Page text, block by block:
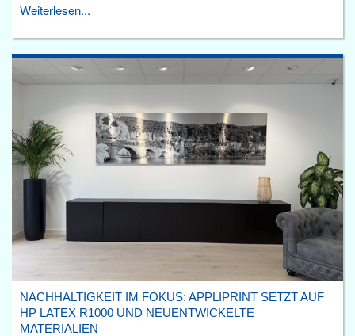
Weiterlesen...
NACHHALTIGKEIT IM FOKUS: APPLIPRINT SETZT AUF
HP LATEX R1000 UND NEUENTWICKELTE
MATERIALIEN